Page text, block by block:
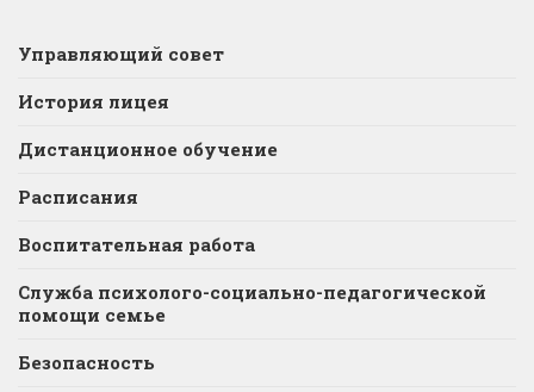
Управляющий совет
История лицея
Дистанционное обучение
Расписания
Воспитательная работа
Служба психолого-социально-педагогической
помощи семье
Безопасность